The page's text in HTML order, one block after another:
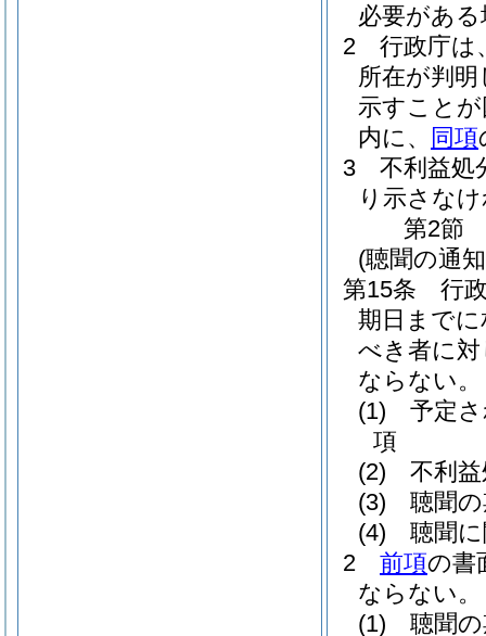
必要があ
2
行政庁は
所在が判
示すこと
内に、
同項
3
不利益処
り示さな
第2節
(聴聞の通
第15条
行
期日まで
べき者に
ならない。
(1)
予定
項
(2)
不利
(3)
聴聞
(4)
聴聞
2
前項の書
ならない。
(1)
聴聞